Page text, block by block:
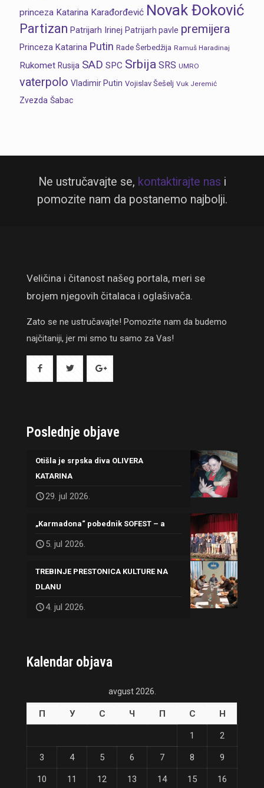
princeza Katarina Karađorđević Novak Đoković
Partizan Patrijarh Irinej Patrijarh pavle premijera
Princeza Katarina Putin Rade Šerbedžija Ramuš Haradinaj
Rukomet Rusija SAD SPC Srbija SRS UMRO
vaterpolo Vladimir Putin Vojislav Šešelj Vuk Jeremić
Zvezda Šabac
Ne ustručavajte se, kontaktirajte nas i
pomozite nam da postanemo najbolji.
Veličina i čitanost našeg portala, meri se
brojem njegovih čitalaca i oglašivača.
Zato se ne ustručavajte! Pomozite nam da budemo
najčitaniji, jer mi smo tu samo za Vas!
Poslednje objave
Otišla je srpska diva OLIVERA
KATARINA
29. jul 2026.
„Karmadona“ pobednik SOFEST – a
5. jul 2026.
TREBINJE PRESTONICA KULTURE NA
DLANU
4. jul 2026.
Kalendar objava
avgust 2026.
П У С Ч П С Н
1 2
3 4 5 6 7 8 9
10 11 12 13 14 15 16